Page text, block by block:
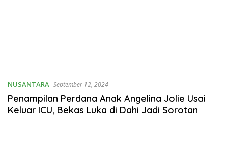
NUSANTARA September 12, 2024
Penampilan Perdana Anak Angelina Jolie Usai
Keluar ICU, Bekas Luka di Dahi Jadi Sorotan